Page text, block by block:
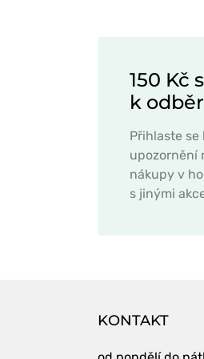
150 Kč
k
Přihlaste
upozornění
nákupy v
s jinými
KONTAKT